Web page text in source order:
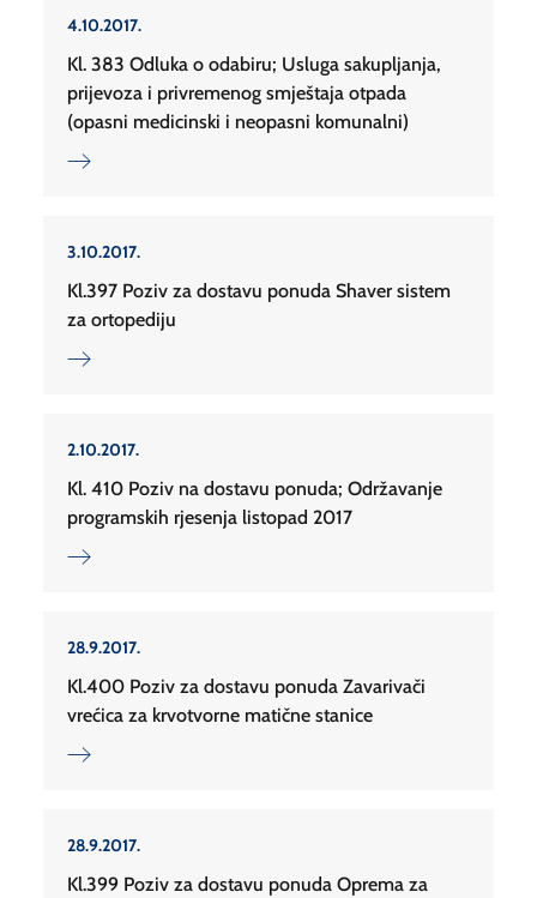
4.10.2017.
Kl. 383 Odluka o odabiru; Usluga sakupljanja,
prijevoza i privremenog smještaja otpada
(opasni medicinski i neopasni komunalni)
3.10.2017.
Kl.397 Poziv za dostavu ponuda Shaver sistem
za ortopediju
2.10.2017.
Kl. 410 Poziv na dostavu ponuda; Održavanje
programskih rjesenja listopad 2017
28.9.2017.
Kl.400 Poziv za dostavu ponuda Zavarivači
vrećica za krvotvorne matične stanice
28.9.2017.
Kl.399 Poziv za dostavu ponuda Oprema za